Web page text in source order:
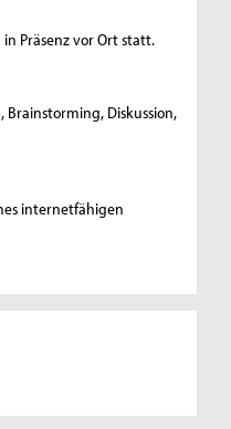
Präsenz vor Ort statt.
Brainstorming, Diskussion,
internetfähigen